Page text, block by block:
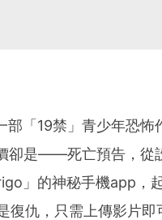
部「19禁」青少年恐
卻是——死亡預告，從
」的神秘手機app，
仇，只需上傳影片即